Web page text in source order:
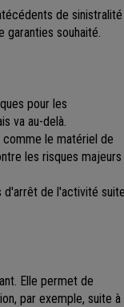
de sinistralité
garanties souhaité.
pour les
va au-delà.
le matériel de
les risques majeurs
d'arrêt de l'activité suite
Elle permet de
par exemple, suite à